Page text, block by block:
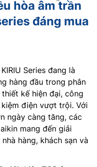
hòa âm trần
đáng mua
KIRIU Series đang là
hàng đầu trong phân
kế hiện đại, công
điện vượt trội. Với
ngày càng tăng, các
mang đến giải
hàng, khách sạn và